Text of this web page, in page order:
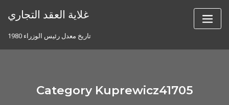
غلاية العقد التجاري
تاريخ معدل رئيس الوزراء 1980
Category Kuprewicz41705